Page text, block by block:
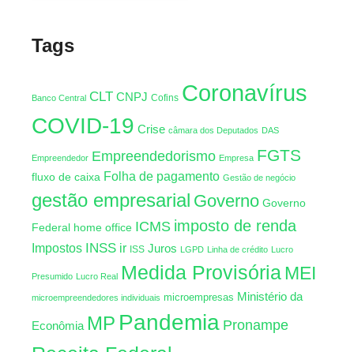
Tags
Banco Central CLT CNPJ Cofins Coronavírus
COVID-19 Crise câmara dos Deputados DAS
Empreendedor Empreendedorismo Empresa FGTS
fluxo de caixa Folha de pagamento Gestão de negócio
gestão empresarial Governo Governo
Federal home office ICMS imposto de renda
Impostos INSS ir ISS Juros LGPD Linha de crédito Lucro
Presumido Lucro Real Medida ProvisóriaMEI
microempreendedores individuais microempresas Ministério da
Econômia MP Pandemia Pronampe